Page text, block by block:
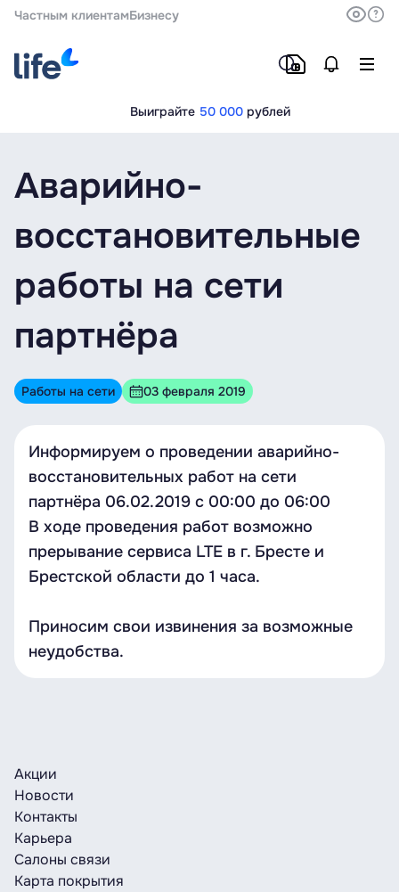
Частным клиентамБизнесу
Выиграйте 50 000 рублей
Аварийно-
восстановительные
работы на сети
партнёра
Работы на сети 03 февраля 2019
Информируем о проведении аварийно-
восстановительных работ на сети
партнёра 06.02.2019 с 00:00 до 06:00
В ходе проведения работ возможно
прерывание сервиса LTE в г. Бресте и
Брестской области до 1 часа.
Приносим свои извинения за возможные
неудобства.
Акции
Новости
Контакты
Карьера
Салоны связи
Карта покрытия